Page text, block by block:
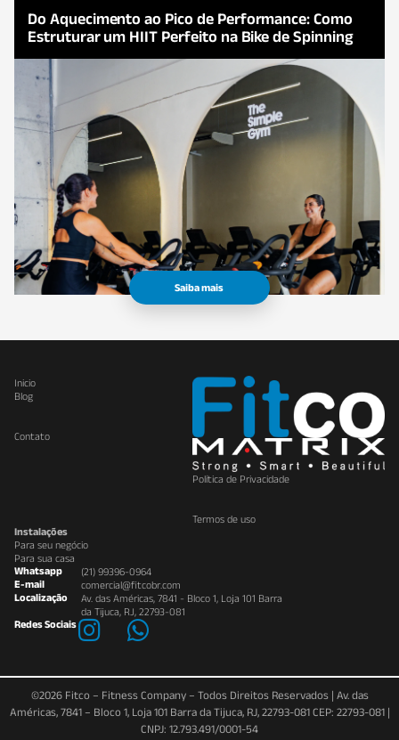
Do Aquecimento ao Pico de Performance: Como
Estruturar um HIIT Perfeito na Bike de Spinning
Saiba mais
Inicio
Blog
Contato
Instalações
Para seu negócio
Para sua casa
Whatsapp
(21) 99396-0964
E-mail
comercial@fitcobr.com
Localização
Av. das Américas, 7841 - Bloco 1, Loja 101 Barra
da Tijuca, RJ, 22793-081
Redes Sociais
Política de Privacidade
Termos de uso
©2026 Fitco – Fitness Company – Todos Direitos Reservados | Av. das
Américas, 7841 – Bloco 1, Loja 101 Barra da Tijuca, RJ, 22793-081 CEP: 22793-081 |
CNPJ: 12.793.491/0001-54